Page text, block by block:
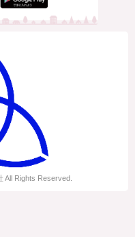
All Rights Reserved.